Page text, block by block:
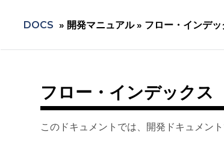
DOCS » 開発マニュアル » フロー・インデッ
フロー・インデックス
このドキュメントでは、開発ドキュメン